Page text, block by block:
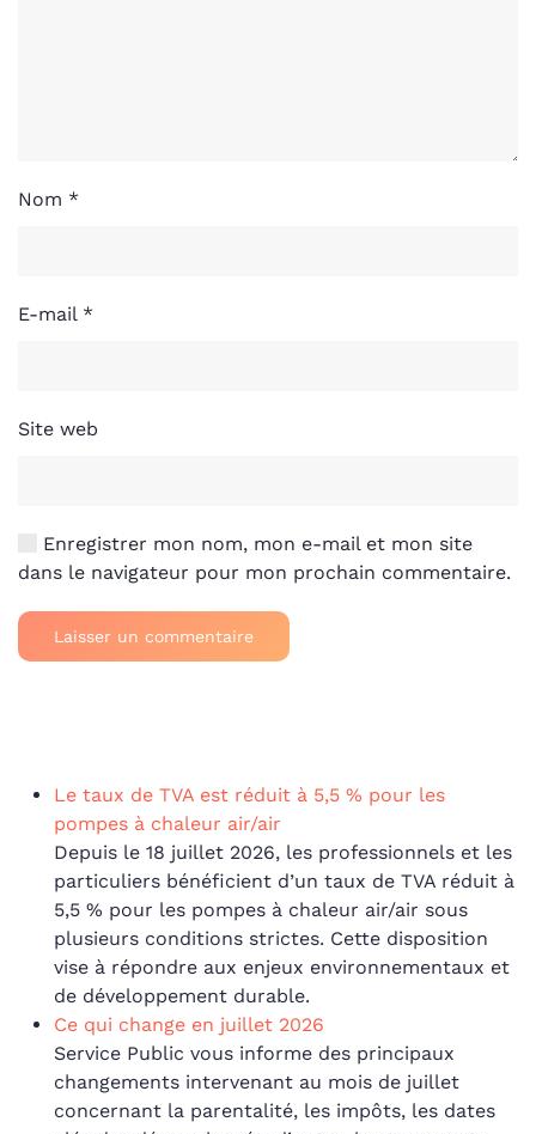
Nom *
E-mail *
Site web
Enregistrer mon nom, mon e-mail et mon site
dans le navigateur pour mon prochain commentaire.
Laisser un commentaire
Le taux de TVA est réduit à 5,5 % pour les
pompes à chaleur air/air
Depuis le 18 juillet 2026, les professionnels et les
particuliers bénéficient d’un taux de TVA réduit à
5,5 % pour les pompes à chaleur air/air sous
plusieurs conditions strictes. Cette disposition
vise à répondre aux enjeux environnementaux et
de développement durable.
Ce qui change en juillet 2026
Service Public vous informe des principaux
changements intervenant au mois de juillet
concernant la parentalité, les impôts, les dates